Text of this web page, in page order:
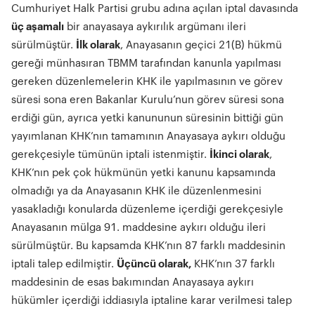
Cumhuriyet Halk Partisi grubu adına açılan iptal davasında
üç aşamal ı bir anayasaya aykırılık argümanı ileri
sürülmüştür.
lk olarak, Anayasanın geçici 21(B) hükmü
gereği münhasıran TBMM tarafından kanunla yapılması
gereken düzenlemelerin KHK ile yapılmasının ve görev
süresi sona eren Bakanlar Kurulu’nun görev süresi sona
erdiği gün, ayrıca yetki kanununun süresinin bittiği gün
yayımlanan KHK’nın tamamının Anayasaya aykırı olduğu
gerekçesiyle tümünün iptali istenmiştir.
kinci olarak,
KHK’nın pek çok hükmünün yetki kanunu kapsamında
olmadığı ya da Anayasanın KHK ile düzenlenmesini
yasakladığı konularda düzenleme içerdiği gerekçesiyle
Anayasanın mülga 91. maddesine aykırı olduğu ileri
sürülmüştür. Bu kapsamda KHK’nın 87 farklı maddesinin
iptali talep edilmiştir. Üçüncü olarak, KHK’nın 37 farklı
maddesinin de esas bakımından Anayasaya aykırı
hükümler içerdiği iddiasıyla iptaline karar verilmesi talep